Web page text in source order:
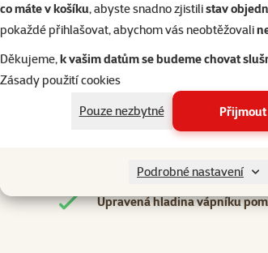
co máte v košíku, abyste snadno zjistilistav
pokaždé přihlašovat, abychom vás neobtěžovali
Děkujeme,k vašim datům se budeme chovat
Zásady použití cookies
Pouze nezbytné
Přijmout
Podrobné nastavení
Jeden zdroj živočišných
Bez obilovin – receptura
Podpora citlivého trávení –
Kvalitní bílkoviny pro svaly –
Antioxidanty a vitamin E
Upravená hladina vápníku